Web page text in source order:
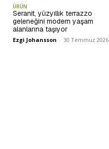
ÜRÜN
Seranit, yüzyıllık terrazzo
geleneğini modern yaşam
alanlarına taşıyor
Ezgi Johansson - 30 Temmuz 2026